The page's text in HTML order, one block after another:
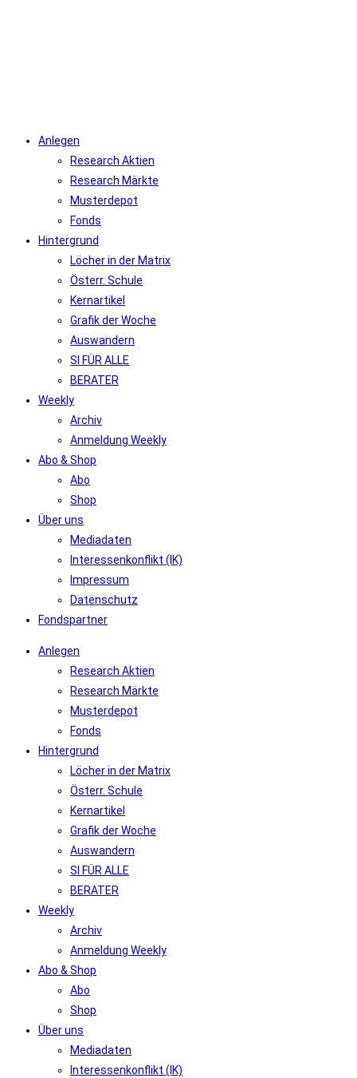
Anlegen
Research Aktien
Research Märkte
Musterdepot
Fonds
Hintergrund
Löcher in der Matrix
Österr. Schule
Kernartikel
Grafik der Woche
Auswandern
SI FÜR ALLE
BERATER
Weekly
Archiv
Anmeldung Weekly
Abo & Shop
Abo
Shop
Über uns
Mediadaten
Interessenkonflikt (IK)
Impressum
Datenschutz
Fondspartner
Anlegen
Research Aktien
Research Märkte
Musterdepot
Fonds
Hintergrund
Löcher in der Matrix
Österr. Schule
Kernartikel
Grafik der Woche
Auswandern
SI FÜR ALLE
BERATER
Weekly
Archiv
Anmeldung Weekly
Abo & Shop
Abo
Shop
Über uns
Mediadaten
Interessenkonflikt (IK)